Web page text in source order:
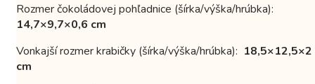
Rozmer čokoládovej pohľadnice (šírka/výška/hrúbka):
14,7×9,7×0,6 cm
Vonkajší rozmer krabičky (šírka/výška/hrúbka): 18,5×12,5×2
cm